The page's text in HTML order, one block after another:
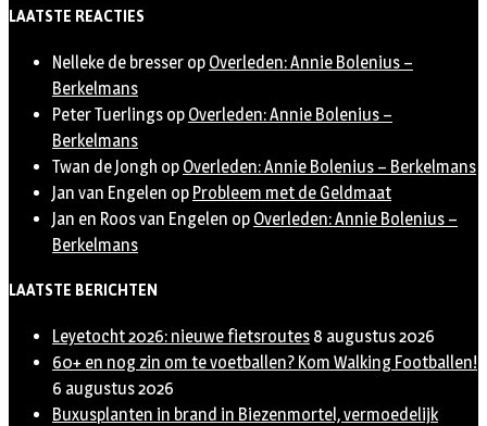
LAATSTE REACTIES
Nelleke de bresser op Overleden: Annie Bolenius –
Berkelmans
Peter Tuerlings op Overleden: Annie Bolenius –
Berkelmans
Twan de Jongh op Overleden: Annie Bolenius – Berkelmans
Jan van Engelen op Probleem met de Geldmaat
Jan en Roos van Engelen op Overleden: Annie Bolenius –
Berkelmans
LAATSTE BERICHTEN
Leyetocht 2026: nieuwe fietsroutes 8 augustus 2026
60+ en nog zin om te voetballen? Kom Walking Footballen!
6 augustus 2026
Buxusplanten in brand in Biezenmortel, vermoedelijk